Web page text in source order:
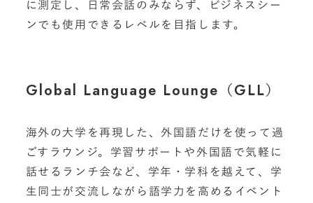
に測定し、日常会話のみならず、ビジネスシー
ンでも使用できるレベルを目指します。
Global Language Lounge（GLL）
海外の大学を再現した、外国語だけを使って過
ごすラウンジ。学習サポートや外国語で気軽に
話せるランチ会など、学年・学科を越えて、学
生同士が交流しながら語学力を高めるイベント